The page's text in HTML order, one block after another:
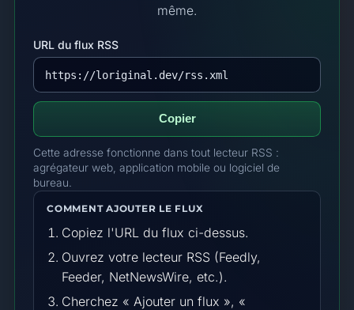
même.
URL du flux RSS
Copier
Cette adresse fonctionne dans tout lecteur RSS :
agrégateur web, application mobile ou logiciel de
bureau.
COMMENT AJOUTER LE FLUX
Copiez l'URL du flux ci-dessus.
Ouvrez votre lecteur RSS (Feedly,
Feeder, NetNewsWire, etc.).
Cherchez « Ajouter un flux », «